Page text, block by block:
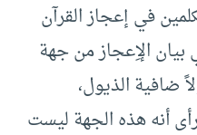
في إعجاز القرآن
الإِعجاز من جهة
ضافية الذيول،
أنه هذه الجهة ليست